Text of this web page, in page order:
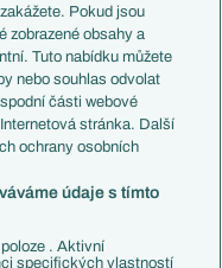
si odvezl
remíze.
Pokud jsou
zobrazené obsahy a
Tuto nabídku můžete
nebo souhlas odvolat
části webové
stránka. Další
ochrany osobních
údaje s tímto
. Aktivní
specifických vlastností